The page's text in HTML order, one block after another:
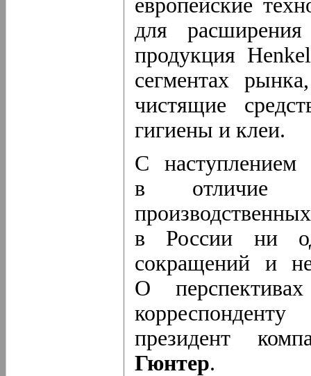
европейские
для
продукция
сегментах
чистящие
гигиены и клеи.
С наступлением
в отличие
в России ни
сокращений и
О
президент
Гюнтер.